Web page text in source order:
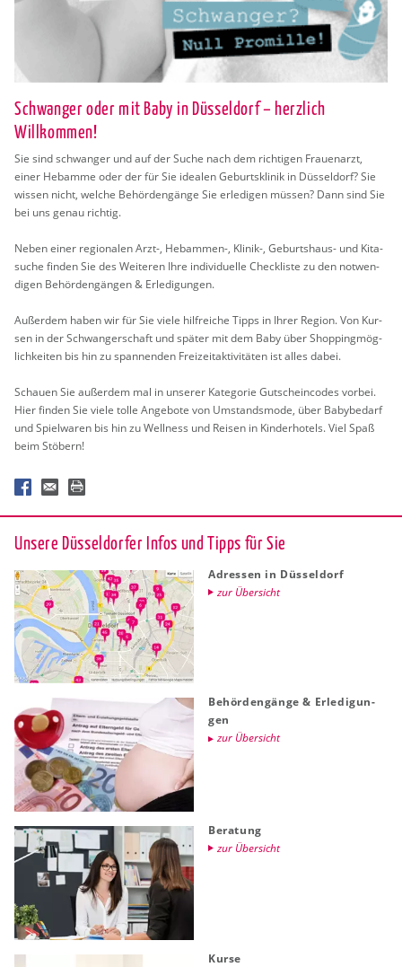
Schwanger oder mit Baby in Düsseldorf – herzlich
Willkommen!
Sie sind schwan­ger und auf der Suche nach dem rich­ti­gen Frau­en­arzt,
einer Heb­am­me oder der für Sie idea­len Ge­burts­kli­nik in Düs­sel­dorf? Sie
wis­sen nicht, wel­che Be­hör­den­gän­ge Sie er­le­di­gen müs­sen? Dann sind Sie
bei uns genau rich­tig.
Neben einer re­gio­na­len Arzt-, Heb­am­men-, Kli­nik-, Ge­burts­haus- und Ki­ta­
su­che fin­den Sie des Wei­te­ren Ihre in­di­vi­du­el­le Check­lis­te zu den not­wen­
di­gen Be­hör­den­gän­gen & Er­le­di­gun­gen.
Au­ßer­dem haben wir für Sie viele hilf­rei­che Tipps in Ihrer Re­gi­on. Von Kur­
sen in der Schwan­ger­schaft und spä­ter mit dem Baby über Shop­ping­mög­
lich­kei­ten bis hin zu span­nen­den Frei­zeit­ak­ti­vi­tä­ten ist alles dabei.
Schau­en Sie au­ßer­dem mal in un­se­rer Ka­te­go­rie Gut­schein­codes vor­bei.
Hier fin­den Sie viele tolle An­ge­bo­te von Um­stands­mo­de, über Ba­by­be­darf
und Spiel­wa­ren bis hin zu Well­ness und Rei­sen in Kin­der­ho­tels. Viel Spaß
beim Stö­bern!
Un­se­re Düs­sel­dor­fer Infos und Tipps für Sie
Adres­sen in Düs­sel­dorf
zur Über­sicht
Be­hör­den­gän­ge & Er­le­di­gun­
gen
zur Über­sicht
Be­ra­tung
zur Über­sicht
Kurse